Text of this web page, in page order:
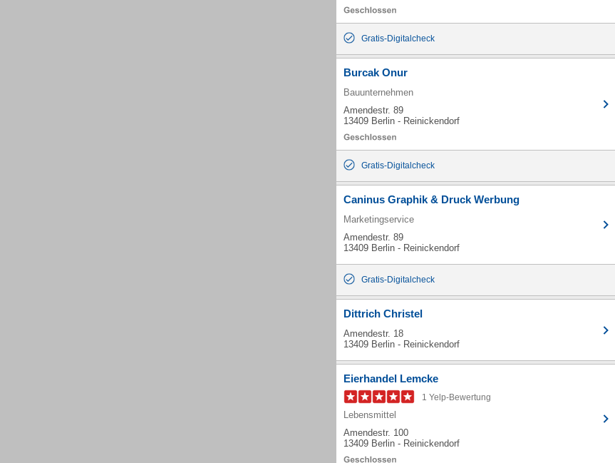
Gratis-Digitalcheck
Burcak Onur
Bauunternehmen
Amendestr. 89
13409 Berlin - Reinickendorf
Gratis-Digitalcheck
Caninus Graphik & Druck Werbung
Marketingservice
Amendestr. 89
13409 Berlin - Reinickendorf
Gratis-Digitalcheck
Dittrich Christel
Amendestr. 18
13409 Berlin - Reinickendorf
Eierhandel Lemcke
1 Yelp-Bewertung
Lebensmittel
Amendestr. 100
13409 Berlin - Reinickendorf